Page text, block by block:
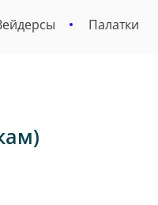
Палатки